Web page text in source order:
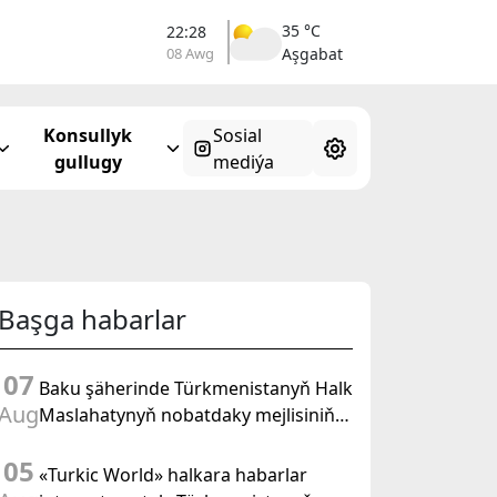
22:28
08 Awg
35 °C
Aşgabat
Konsullyk
gullugy
Sosial
mediýa
Başga habarlar
07 Baku şäherinde Türkmenistanyň Halk
Maslahatynyň nobatdaky mejlisiniň
hukugyň ýyly, 2028» atly
05 «Turkic World» halkara habarlar